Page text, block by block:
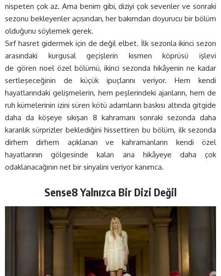
nispeten çok az. Ama benim gibi, diziyi çok sevenler ve sonraki
sezonu bekleyenler açısından, her bakımdan doyurucu bir bölüm
olduğunu söylemek gerek.
Sırf hasret gidermek için de değil elbet. İlk sezonla ikinci sezon
arasındaki kurgusal geçişlerin kısmen köprüsü işlevi
de gören noel özel bölümü, ikinci sezonda hikâyenin ne kadar
sertleşeceğinin de küçük ipuçlarını veriyor. Hem kendi
hayatlarındaki gelişmelerin, hem peşlerindeki ajanların, hem de
ruh kümelerinin izini süren kötü adamların baskısı altında gitgide
daha da köşeye sıkışan 8 kahramanı sonraki sezonda daha
karanlık sürprizler beklediğini hissettiren bu bölüm, ilk sezonda
dirhem dirhem açıklanan ve kahramanların kendi özel
hayatlarının gölgesinde kalan ana hikâyeye daha çok
odaklanacağının net bir sinyalini veriyor kanımca.
Sense8 Yalnızca Bir Dizi Değil